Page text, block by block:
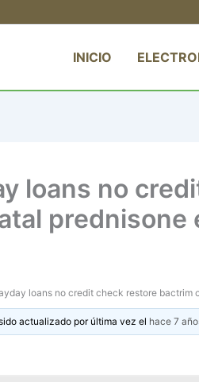
INICIO
loans no
loans no credit check restore bactrim
actualizado por última vez el hace 7